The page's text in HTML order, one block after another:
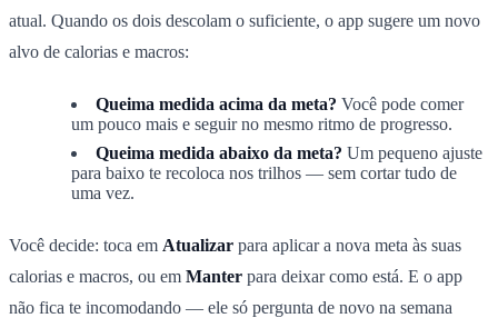
atual. Quando os dois descolam o suficiente, o app sugere um novo
alvo de calorias e macros:
Queima medida acima da meta? Você pode comer
um pouco mais e seguir no mesmo ritmo de progresso.
Queima medida abaixo da meta? Um pequeno ajuste
para baixo te recoloca nos trilhos — sem cortar tudo de
uma vez.
Você decide: toca em Atualizar para aplicar a nova meta às suas
calorias e macros, ou em Manter para deixar como está. E o app
não fica te incomodando — ele só pergunta de novo na semana